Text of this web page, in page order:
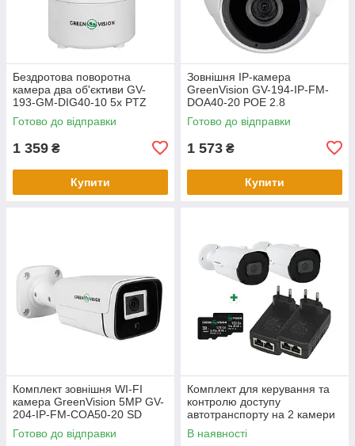
Бездротова поворотна
камера два об'єктиви GV-
193-GM-DIG40-10 5х PTZ
Готово до відправки
1 359 ₴
Купити
Зовнішня IP-камера
GreenVision GV-194-IP-FM-
DOA40-20 POE 2.8
Готово до відправки
1 573 ₴
Купити
Комплект зовнішня WI-FI
камера GreenVision 5МР GV-
204-IP-FM-COA50-20 SD
(Lite) (з блоком живлення)
Готово до відправки
Комплект для керування та
контролю доступу
автотранспорту на 2 камери
GV-805
В наявності